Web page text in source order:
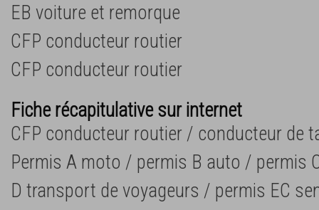
EB voiture et remorque
CFP conducteur routier
CFP conducteur routier
Fiche récapitulative sur internet
CFP conducteur routier / conducteur de
Permis A moto / permis B auto / permis
D transport de voyageurs / permis EC